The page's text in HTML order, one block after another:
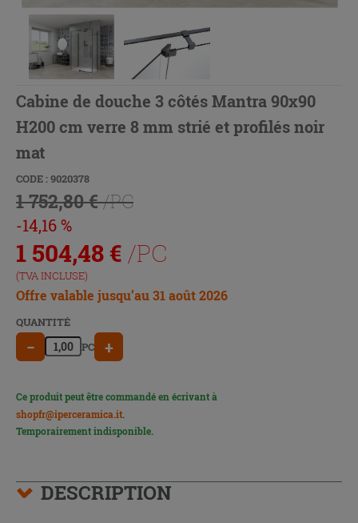
Cabine de douche 3 côtés Mantra 90x90
H200 cm verre 8 mm strié et profilés noir
mat
CODE : 9020378
1 752,80 €/PC
-14,16 %
1 504,48 € /PC
(TVA INCLUSE)
Offre valable jusqu’au 31 août 2026
QUANTITÉ
− PC +
Ce produit peut être commandé en écrivant à
shopfr@iperceramica.it.
Temporairement indisponible.
DESCRIPTION